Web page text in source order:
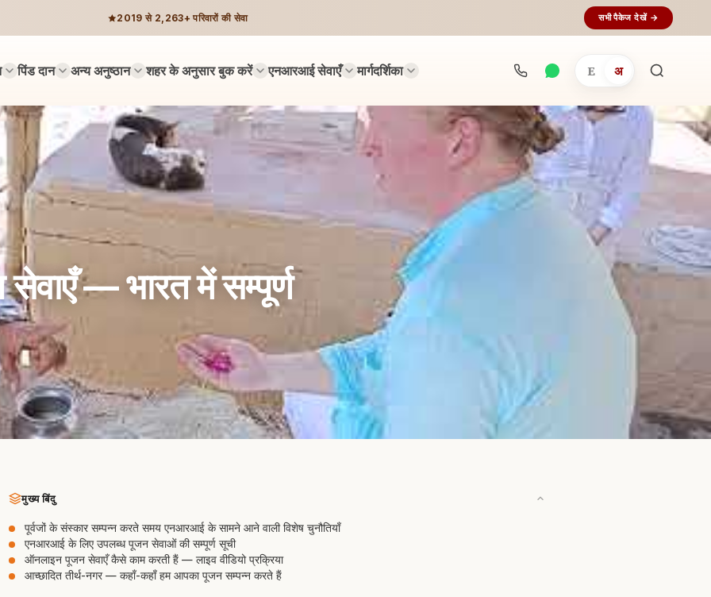
2019 से 2,263+ परिवारों की सेवा सभी पैकेज देखें →
पिंड दान अन्य अनुष्ठान शहर के अनुसार बुक करें एनआरआई सेवाएँ मार्गदर्शिका E अ
अनुष्ठान
— भारत में सम्पूर्ण
मुख्य बिंदु
पूर्वजों के संस्कार सम्पन्न करते समय एनआरआई के सामने आने वाली विशेष चुनौतियाँ
एनआरआई के लिए उपलब्ध पूजन सेवाओं की सम्पूर्ण सूची
ऑनलाइन पूजन सेवाएँ कैसे काम करती हैं — लाइव वीडियो प्रक्रिया
आच्छादित तीर्थ-नगर — कहाँ-कहाँ हम आपका पूजन सम्पन्न करते हैं